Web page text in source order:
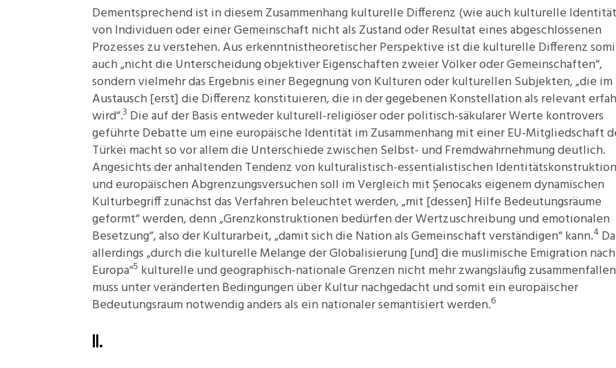
Dementsprechend ist in diesem Zusammenhang kulturelle Differenz (wie auch kulturelle
von Individuen oder einer Gemeinschaft nicht als Zustand oder Resultat eines abgeschlossenen
Prozesses zu verstehen. Aus erkenntnistheoretischer Perspektive ist die kulturelle Differenz
auch „nicht die Unterscheidung objektiver Eigenschaften zweier Völker oder Gemeinschaften“,
sondern vielmehr das Ergebnis einer Begegnung von Kulturen oder kulturellen Subjekten, „die im
Austausch [erst] die Differenz konstituieren, die in der gegebenen Konstellation als relevant
wird“.3 Die auf der Basis entweder kulturell-religiöser oder politisch-säkularer Werte kontrovers
geführte Debatte um eine europäische Identität im Zusammenhang mit einer EU-Mitgliedschaft
Türkei macht so vor allem die Unterschiede zwischen Selbst- und Fremdwahrnehmung deutlich.
Angesichts der anhaltenden Tendenz von kulturalistisch-essentialistischen
und europäischen Abgrenzungsversuchen soll im Vergleich mit Şenocaks eigenem dynamischen
Kulturbegriff zunächst das Verfahren beleuchtet werden, „mit [dessen] Hilfe Bedeutungsräume
geformt“ werden, denn „Grenzkonstruktionen bedürfen der Wertzuschreibung und emotionalen
Besetzung“, also der Kulturarbeit, „damit sich die Nation als Gemeinschaft verständigen“ kann.4 Da
allerdings „durch die kulturelle Melange der Globalisierung [und] die muslimische Emigration nach
Europa“5 kulturelle und geographisch-nationale Grenzen nicht mehr zwangsläufig
muss unter veränderten Bedingungen über Kultur nachgedacht und somit ein europäischer
Bedeutungsraum notwendig anders als ein nationaler semantisiert werden.6
II.